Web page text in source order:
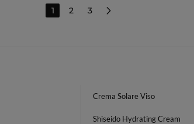
1 2 3
Crema Solare Viso
Shiseido Hydrating Cream